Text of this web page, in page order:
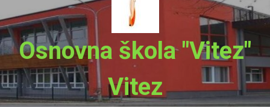
Osnovna škola "Vitez"
Vitez